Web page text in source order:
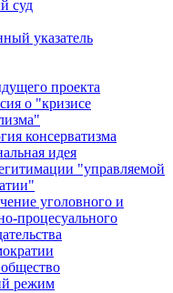
суд
указатель
проекта
о "кризисе
консерватизма
идея
"управляемой
уголовного и
процесуального
режим